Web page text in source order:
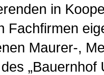
in
Fachfirmen
Maurer-,
„Bauernhof